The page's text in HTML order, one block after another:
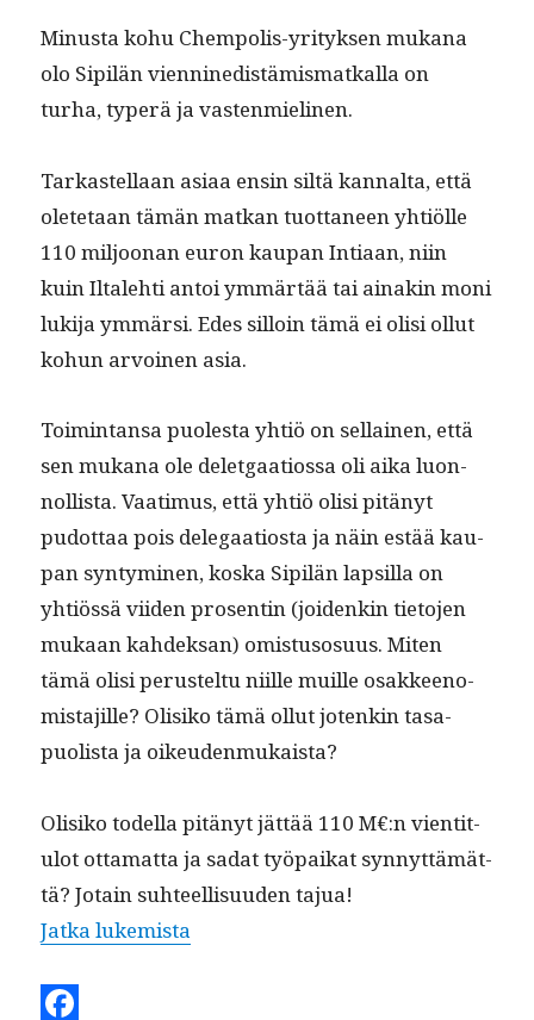
Minus­ta kohu Chempo­lis-yri­tyk­sen mukana
olo Sip­ilän vien­ninedis­tämis­matkalla on
turha, type­rä ja vastenmielinen.
Tarkastel­laan asi­aa ensin siltä kannal­ta, että
olete­taan tämän matkan tuot­ta­neen yhtiölle
110 miljoo­nan euron kau­pan Inti­aan, niin
kuin Iltale­hti antoi ymmärtää tai ainakin moni
luk­i­ja ymmär­si. Edes sil­loin tämä ei olisi ollut
kohun arvoinen asia.
Toim­intansa puoles­ta yhtiö on sel­l­ainen, että
sen mukana ole delet­gaa­tios­sa oli aika luon­
nol­lista. Vaa­timus, että yhtiö olisi pitänyt
pudot­taa pois del­e­gaa­tios­ta ja näin estää kau­
pan syn­tymi­nen, kos­ka Sip­ilän lap­sil­la on
yhtiössä viiden pros­entin (joidenkin tieto­jen
mukaan kahdek­san) omis­tu­so­su­us. Miten
tämä olisi perustel­tu niille muille osak­keen­o­
mis­ta­jille? Olisiko tämä ollut jotenkin tas­a­
puolista ja oikeudenmukaista?
Olisiko todel­la pitänyt jät­tää 110 M€:n vien­ti­t­
u­lot otta­mat­ta ja sadat työ­paikat syn­nyt­tämät­
tä? Jotain suh­teel­lisu­u­den tajua!
Jat­ka lukemista